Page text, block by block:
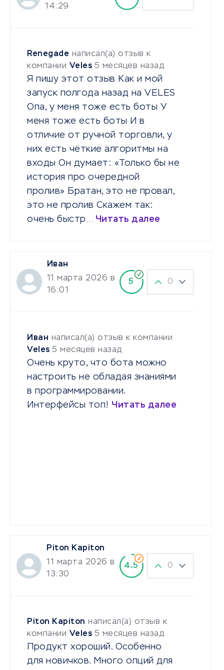
14:29
Renegade написал(а) отзыв к
компании Veles 5 месяцев назад
Я пишу этот отзыв Как и мой
запуск полгода назад на VELES
Опа, у меня тоже есть боты У
меня тоже есть боты И в
отличие от ручной торговли, у
них есть чёткие алгоритмы на
входы Он думает: «Только бы не
история про очередной
пролив» Братан, это не провал,
это не пролив Скажем так:
очень быстр… Читать далее
Иван
11 марта 2026 в
16:01
5 0
Иван написал(а) отзыв к компании
Veles 5 месяцев назад
Очень круто, что бота можно
настроить не обладая знаниями
в программировании.
Интерфейсы топ! Читать далее
Piton Kapiton
11 марта 2026 в
13:30
4.5 0
Piton Kapiton написал(а) отзыв к
компании Veles 5 месяцев назад
Продукт хороший. Особенно
для новичков. Много опций для